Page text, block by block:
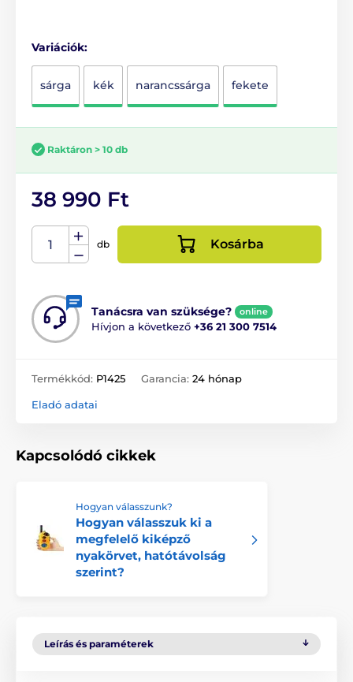
Variációk:
sárga kék narancssárga fekete
Raktáron > 10 db
38 990 Ft
db Kosárba
Tanácsra van szüksége? online
Hívjon a következő +36 21 300 7514
Termékkód: P1425 Garancia: 24 hónap
Eladó adatai
Kapcsolódó cikkek
Hogyan válasszunk?
Hogyan válasszuk ki a
megfelelő kiképző
nyakörvet, hatótávolság
szerint?
Leírás és paraméterek